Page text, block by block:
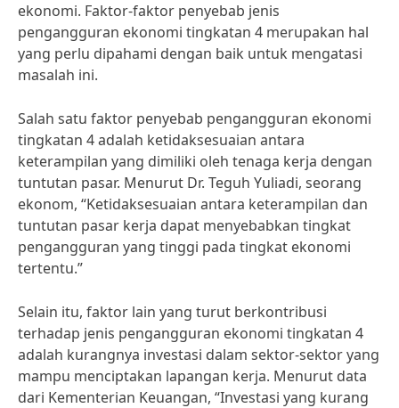
ekonomi. Faktor-faktor penyebab jenis
pengangguran ekonomi tingkatan 4 merupakan hal
yang perlu dipahami dengan baik untuk mengatasi
masalah ini.
Salah satu faktor penyebab pengangguran ekonomi
tingkatan 4 adalah ketidaksesuaian antara
keterampilan yang dimiliki oleh tenaga kerja dengan
tuntutan pasar. Menurut Dr. Teguh Yuliadi, seorang
ekonom, “Ketidaksesuaian antara keterampilan dan
tuntutan pasar kerja dapat menyebabkan tingkat
pengangguran yang tinggi pada tingkat ekonomi
tertentu.”
Selain itu, faktor lain yang turut berkontribusi
terhadap jenis pengangguran ekonomi tingkatan 4
adalah kurangnya investasi dalam sektor-sektor yang
mampu menciptakan lapangan kerja. Menurut data
dari Kementerian Keuangan, “Investasi yang kurang